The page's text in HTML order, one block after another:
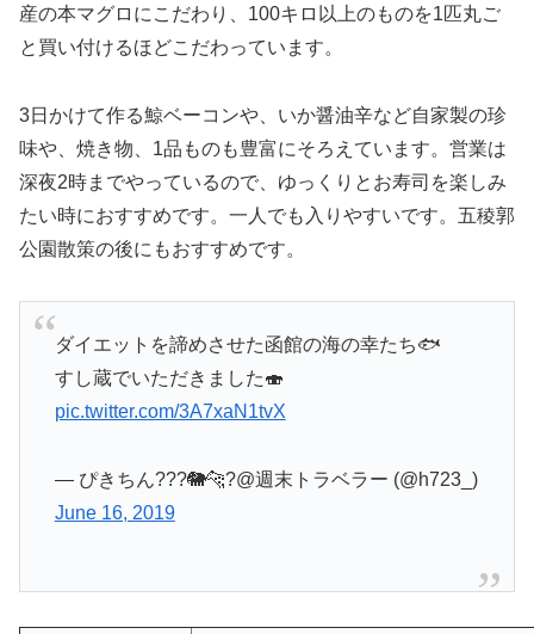
産の本マグロにこだわり、100キロ以上のものを1匹丸ご
と買い付けるほどこだわっています。
3日かけて作る鯨ベーコンや、いか醤油辛など自家製の珍
味や、焼き物、1品ものも豊富にそろえています。営業は
深夜2時までやっているので、ゆっくりとお寿司を楽しみ
たい時におすすめです。一人でも入りやすいです。五稜郭
公園散策の後にもおすすめです。
ダイエットを諦めさせた函館の海の幸たち🐟
すし蔵でいただきました🍣
pic.twitter.com/3A7xaN1tvX
— ぴきちん???🐘🐆?@週末トラベラー (@h723_)
June 16, 2019